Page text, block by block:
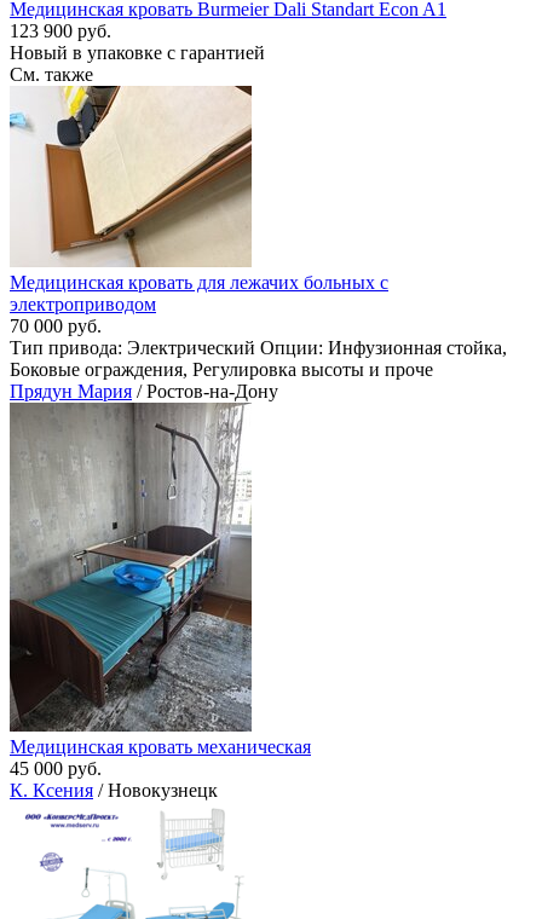
Медицинская кровать Burmeier Dali Standart Econ A1
123 900 руб.
Новый в упаковке с гарантией
См. также
Медицинская кровать для лежачих больных с
электроприводом
70 000 руб.
Тип привода: Электрический Опции: Инфузионная стойка,
Боковые ограждения, Регулировка высоты и проче
Прядун Мария / Ростов-на-Дону
Медицинская кровать механическая
45 000 руб.
К. Ксения / Новокузнецк